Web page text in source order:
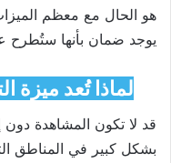
هو الحال مع معظم
يوجد ضمان بأنها ستُطرح
لماذا تُعد ميزة
قد لا تكون المشاهدة دون
بشكل كبير في المناطق